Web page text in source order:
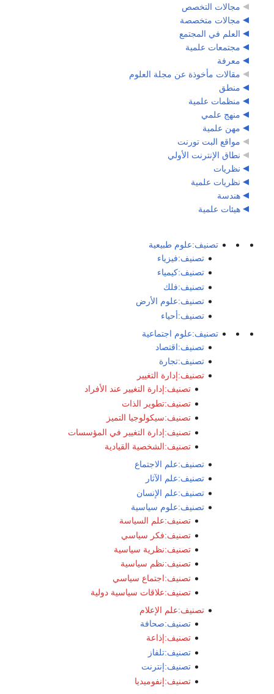
مجالات التخصص
مجالات متخصصة
العلم في المجتمع
مجتمعات علمية
معرفة
مقالات مأخوذة عن مجلة العلوم
منطق
منظمات علمية
منهج علمي
مهن علمية
مواقع البت تورنت
نطاق الإنترنت الأولي
نظريات
نظريات علمية
هندسة
هيئات علمية
تصنيف:علوم طبيعية
تصنيف:فيزياء
تصنيف:كيمياء
تصنيف:فلك
تصنيف:علوم الأرض
تصنيف:أحياء
تصنيف:علوم اجتماعية
تصنيف:اقتصاد
تصنيف:تجارة
تصنيف:إدارة التغيير
تصنيف:إدارة التغيير عند الأفراد
تصنيف:تطوير الذات
تصنيف:سيكولوجيا التميز
تصنيف:إدارة التغيير في المؤسسات
تصنيف:الشخصية القيادية
تصنيف:علم الاجتماع
تصنيف:علم الآثار
تصنيف:علم الإنسان
تصنيف:علوم سياسية
تصنيف:علم السياسة
تصنيف:فكر سياسي
تصنيف:نظرية سياسية
تصنيف:نظم سياسية
تصنيف:اجتماع سياسي
تصنيف:علاقات سياسية دولية
تصنيف:علم الإعلام
تصنيف:صحافة
تصنيف:إذاعة
تصنيف:تلفاز
تصنيف:إنترنت
تصنيف:إنفوميديا